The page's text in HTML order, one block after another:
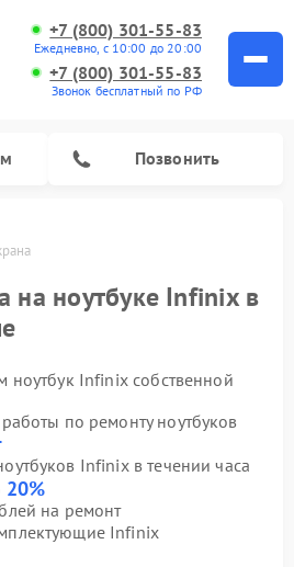
+7 (800) 301-55-83
Ежедневно, с 10:00 до 20:00
+7 (800) 301-55-83
Звонок бесплатный по РФ
Позвонить
на ноутбуке Infinix в
ноутбук Infinix собственной
по ремонту ноутбуков
Infinix в течении часа
20%
на ремонт
Infinix